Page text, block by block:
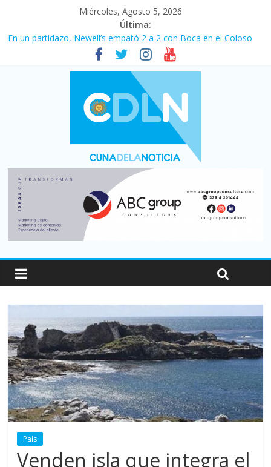
Miércoles, Agosto 5, 2026
Última:
En un partidazo, Newell’s empató 2 a 2 con Boca en el Coloso
Vacaciones de invierno con más movimiento y consumo
turístico: 4,6 millones de personas viajaron por el país, un 5,9%
Fuerte caída de la venta de autos usados en julio: bajó un 12,6%
Central venció 1 a 0 al River de Coudet en el Monumental
Pullaro mejora sus relaciones con el Gobierno nacional
País
Venden isla que integra el